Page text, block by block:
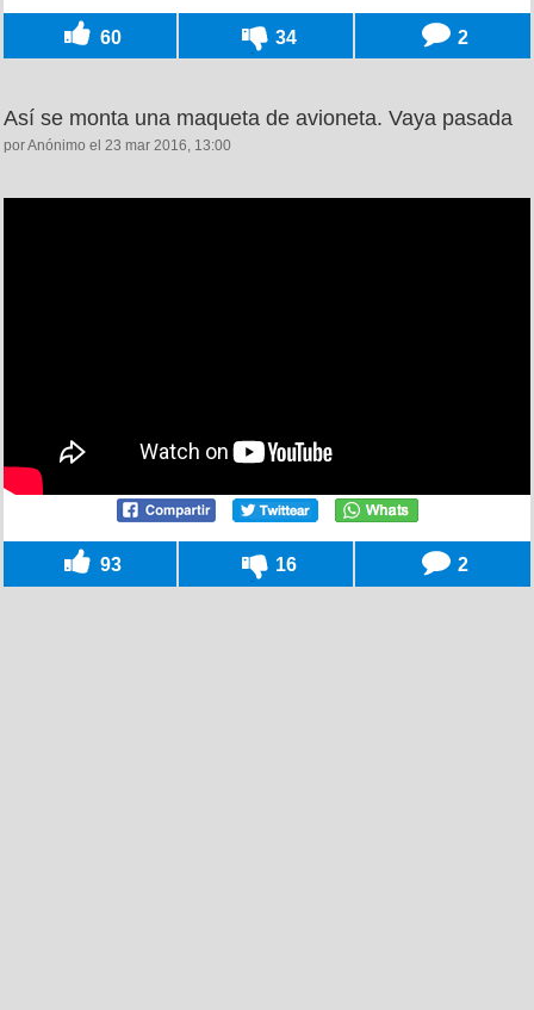
60 34 2
Así se monta una maqueta de avioneta. Vaya pasada
por Anónimo el 23 mar 2016, 13:00
93 16 2